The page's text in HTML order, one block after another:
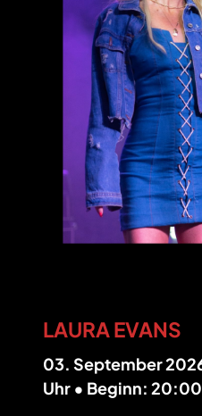
LAURA EVANS
03. September
Uhr • Beginn: